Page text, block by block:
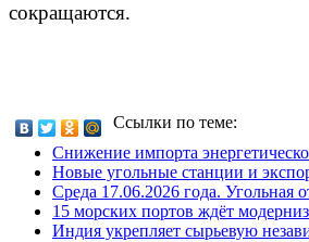
сокращаются.
Ссылки по теме:
Снижение импорта
Новые угольные станции и
Среда 17.06.2026 года. Угольная
15 морских портов ждёт
Индия укрепляет сырьевую